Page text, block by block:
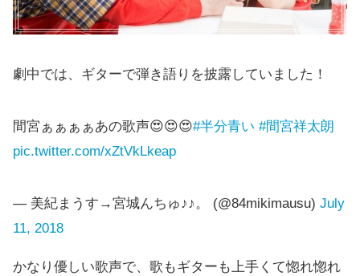
劇中では、ギターで弾き語りを披露していました！
間宮ぁぁぁぁあの歌声😍😍😍#半分青い #間宮祥太朗
pic.twitter.com/xZtVkLkeap
— 美紀まうす→宮城んちゅ♪♪。 (@84mikimausu) July
11, 2018
かなり優しい歌声で、歌もギターも上手くて惚れ惚れ